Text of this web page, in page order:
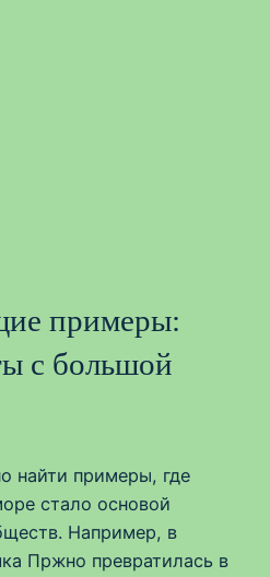
примеры:
с большой
найти примеры, где
стало основой
Например, в
Пржно превратилась в